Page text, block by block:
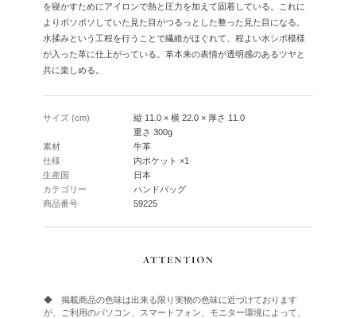
を寝かすためにアイロンで熱と圧力を加えて固着している。これに
よりボソボソしていた見た目がつるっとした整った見た目になる。
水揉みという工程を行うことで繊維がほぐれて、程よい水シボ模様
が入った革に仕上がっている。革本来の表情が透明感のあるツヤと
共に楽しめる。
サイズ (cm)
縦 11.0 × 横 22.0 × 厚さ 11.0
重さ 300g
素材
牛革
仕様
内ポケット ×1
生産国
日本
カテゴリー
ハンドバッグ
商品番号
59225
◆ 掲載商品の色味は出来る限り実物の色味に近づけております
が、ご利用のパソコン、スマートフォン、モニター環境によって、